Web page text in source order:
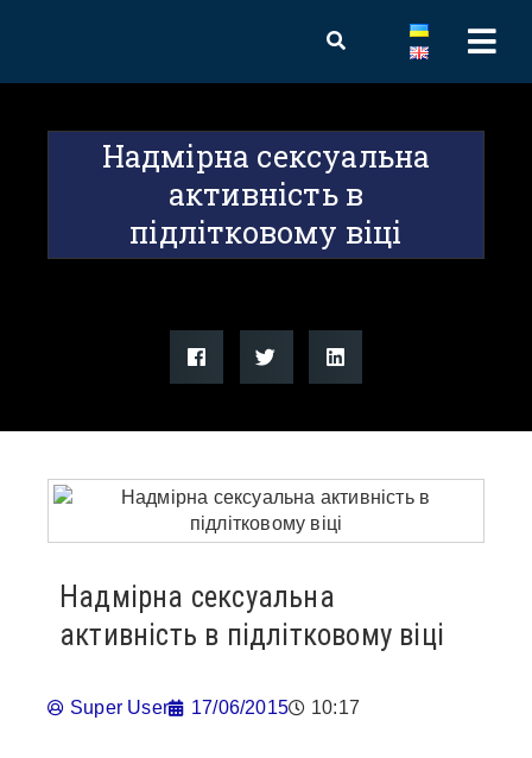
Надмірна сексуальна
активність в
підлітковому віці
Надмірна сексуальна
активність в підлітковому віці
Super User 17/06/2015 10:17